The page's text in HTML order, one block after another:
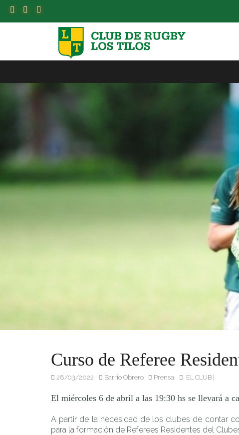
Curso de Referee
28/03/2022 Barrio Obrero Prensa EL CLUB|
El miércoles 6 de abril a las 19:30 hs se llevará a
A partir de la necesidad de los clubes de contar
para la formación de Referees Residentes del